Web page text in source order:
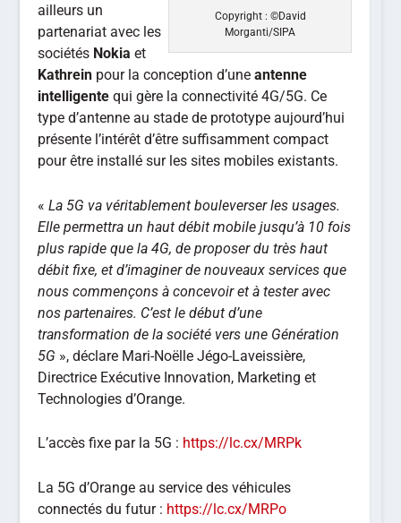
Copyright : ©David
Morganti/SIPA
ailleurs un
partenariat avec les
sociétés Nokia et
Kathrein pour la conception d’uneantenne
intelligente qui gère la connectivité 4G/5G. Ce
type d’antenne au stade de prototype aujourd’hui
présente l’intérêt d’être suffisamment compact
pour être installé sur les sites mobiles existants.
«La 5G va véritablement bouleverser les usages.
Elle permettra un haut débit mobile jusqu’à 10 fois
plus rapide que la 4G, de proposer du très haut
débit fixe, et d’imaginer de nouveaux services que
nous commençons à concevoir et à tester avec
nos partenaires. C’est le début d’une
transformation de la société vers une Génération
5G », déclare Mari-Noëlle Jégo-Laveissière,
Directrice Exécutive Innovation, Marketing et
Technologies d’Orange.
L’accès fixe par la 5G : https://lc.cx/MRPk
La 5G d’Orange au service des véhicules
connectés du futur : https://lc.cx/MRPo